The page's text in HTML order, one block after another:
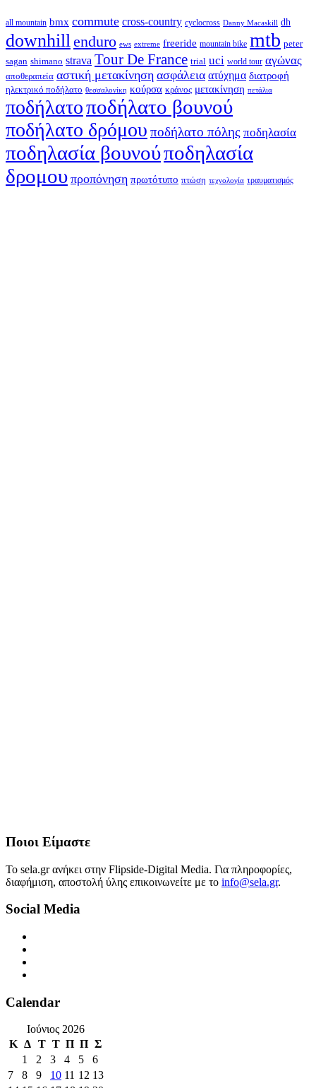
all mountain bmx commute cross-country cyclocross Danny Macaskill dh
downhillenduro ews extreme freeride mountain bike mtb peter
sagan shimano strava Tour De France trial uci world tour αγώνας
αποθεραπεία αστική μετακίνηση ασφάλεια ατύχημα διατροφή
ηλεκτρικό ποδήλατο θεσσαλονίκη κούρσα κράνος μετακίνηση πετάλια
ποδήλατοποδήλατο βουνού
ποδήλατο δρόμου ποδήλατο πόλης ποδηλασία
ποδηλασία βουνούποδηλασία
δρομου προπόνηση πρωτότυπο πτώση τεχνολογία τραυματισμός
Ποιοι Είμαστε
Το sela.gr ανήκει στην Flipside-Digital Media. Για πληροφορίες,
διαφήμιση, αποστολή ύλης επικοινωνείτε με το info@sela.gr.
Social Media
Calendar
Ιούνιος 2026
Κ Δ Τ Τ Π Π Σ
1
2 3 4 5
6
7
8 9 10 11 12 13